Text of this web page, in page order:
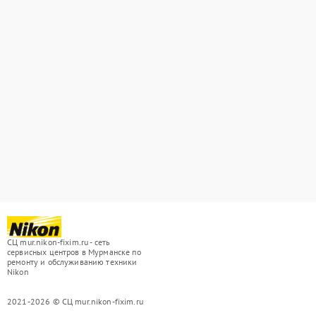
СЦ mur.nikon-fixim.ru - сеть
сервисных центров в Мурманске по
ремонту и обслуживанию техники
Nikon
2021-2026 © СЦ mur.nikon-fixim.ru